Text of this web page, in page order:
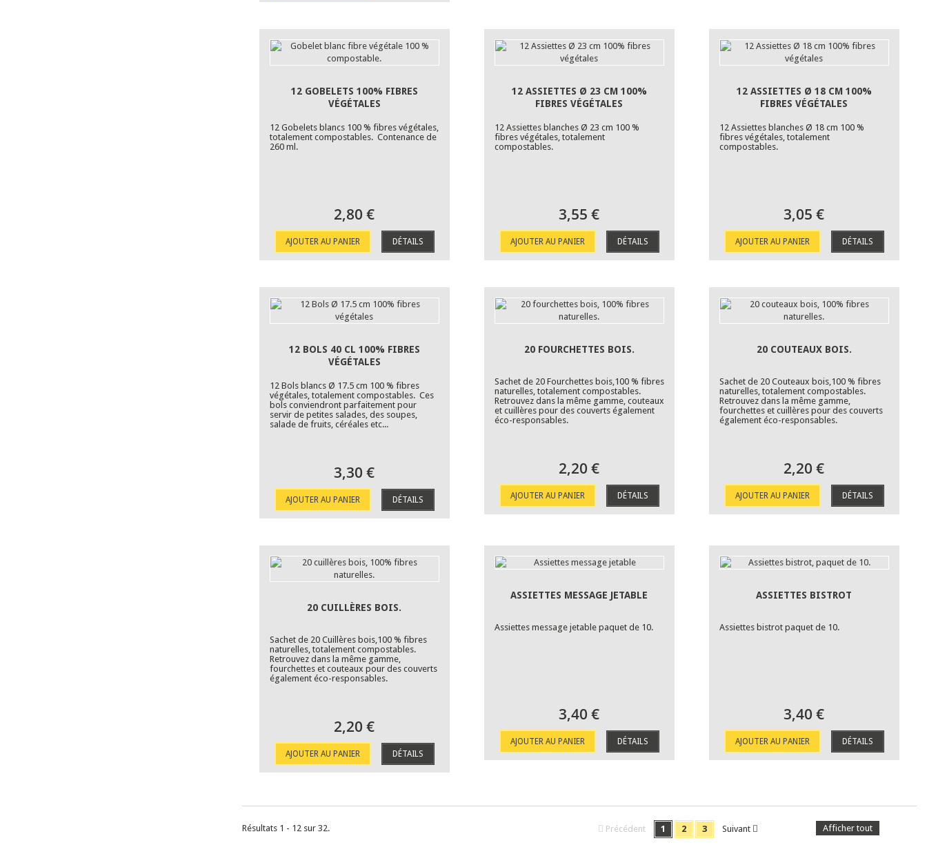
12 GOBELETS 100% FIBRES
VÉGÉTALES
12 Gobelets blancs 100 % fibres végétales,
totalement compostables. Contenance de
260 ml.
2,80 €
AJOUTER AU PANIER DÉTAILS
12 ASSIETTES Ø 23 CM 100%
FIBRES VÉGÉTALES
12 Assiettes blanches Ø 23 cm 100 %
fibres végétales, totalement
compostables.
3,55 €
AJOUTER AU PANIER DÉTAILS
12 ASSIETTES Ø 18 CM 100%
FIBRES VÉGÉTALES
12 Assiettes blanches Ø 18 cm 100 %
fibres végétales, totalement
compostables.
3,05 €
AJOUTER AU PANIER DÉTAILS
12 BOLS 40 CL 100% FIBRES
VÉGÉTALES
12 Bols blancs Ø 17.5 cm 100 % fibres
végétales, totalement compostables. Ces
bols conviendront parfaitement pour
servir de petites salades, des soupes,
salade de fruits, céréales etc...
3,30 €
AJOUTER AU PANIER DÉTAILS
20 FOURCHETTES BOIS.
Sachet de 20 Fourchettes bois,100 % fibres
naturelles, totalement compostables.
Retrouvez dans la même gamme, couteaux
et cuillères pour des couverts également
éco-responsables.
2,20 €
AJOUTER AU PANIER DÉTAILS
20 COUTEAUX BOIS.
Sachet de 20 Couteaux bois,100 % fibres
naturelles, totalement compostables.
Retrouvez dans la même gamme,
fourchettes et cuillères pour des couverts
également éco-responsables.
2,20 €
AJOUTER AU PANIER DÉTAILS
20 CUILLÈRES BOIS.
Sachet de 20 Cuillères bois,100 % fibres
naturelles, totalement compostables.
Retrouvez dans la même gamme,
fourchettes et couteaux pour des couverts
également éco-responsables.
2,20 €
AJOUTER AU PANIER DÉTAILS
ASSIETTES MESSAGE JETABLE
Assiettes message jetable paquet de 10.
3,40 €
AJOUTER AU PANIER DÉTAILS
ASSIETTES BISTROT
Assiettes bistrot paquet de 10.
3,40 €
AJOUTER AU PANIER DÉTAILS
Afficher tout
Précédent 1 2 3 Suivant
Résultats 1 - 12 sur 32.